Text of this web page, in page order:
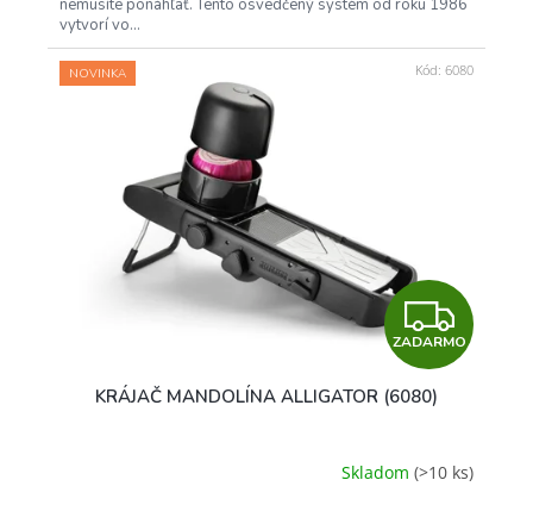
nemusíte ponáhľať. Tento osvedčený systém od roku 1986
vytvorí vo...
NOVINKA
Z
A
A
ZADARMO
KRÁJAČ MANDOLÍNA ALLIGATOR (6080)
Skladom (>10 ks)
Kód: 6080